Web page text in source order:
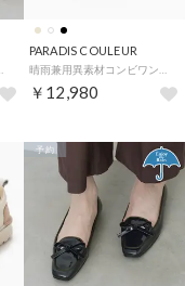
PARADIS COULEUR
￥12,980
予約